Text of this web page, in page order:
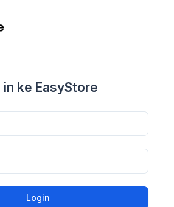
in ke EasyStore
Login